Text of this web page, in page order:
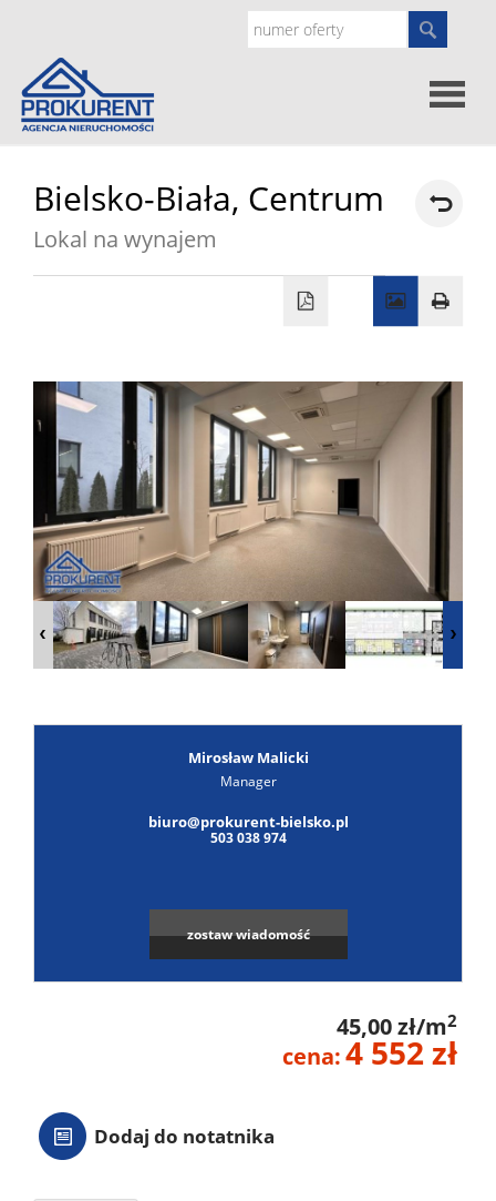
główna
prawne
O
Zgłoś
ofertę
Bielsko-Biała, Centrum
Lokal na wynajem
Mirosław Malicki
Manager
biuro@prokurent-bielsko.pl
503 038 974
zostaw wiadomość
45,00 zł/m2
cena:4 552 zł
Dodaj do notatnika